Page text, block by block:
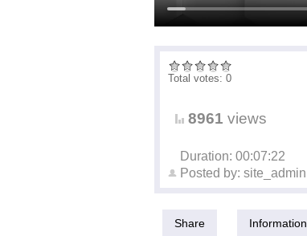
Total votes: 0
8961 views
Duration: 00:07:22
Posted by: site_admin
Share Information